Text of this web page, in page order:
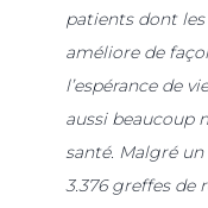
patients dont
améliore de
l’espérance de
aussi beaucoup
santé. Malgré
3.376 greffes de